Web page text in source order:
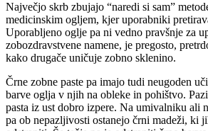
Največjo skrb zbujajo “naredi si sam”
medicinskim ogljem, kjer uporabniki
Uporabljeno oglje pa ni vedno pravšnje za
zobozdravstvene namene, je pregosto,
kako drugače uničuje zobno sklenino.
Črne zobne paste pa imajo tudi neugoden
barve oglja v njih na obleke in pohištvo.
pasta iz ust dobro izpere. Na umivalniku ali
pa ob nepazljivosti ostanejo črni madeži, ki